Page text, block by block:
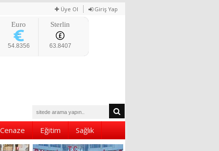
Üye Ol Giriş Yap
Euro
54.8356
Sterlin
63.8407
Cenaze Eğitim Sağlık